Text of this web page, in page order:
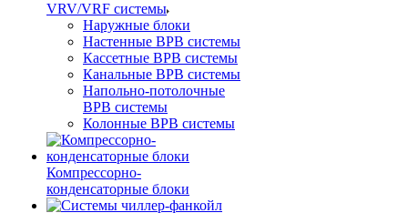
VRV/VRF системы
Наружные блоки
Настенные ВРВ системы
Кассетные ВРВ системы
Канальные ВРВ системы
Напольно-потолочные
ВРВ системы
Колонные ВРВ системы
Компрессорно-
конденсаторные блоки